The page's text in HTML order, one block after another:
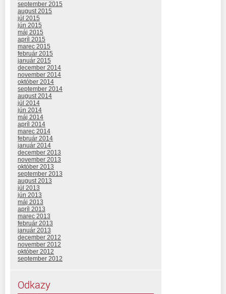
september 2015
august 2015
júl 2015
jún 2015
máj 2015
apríl 2015
marec 2015
február 2015
január 2015
december 2014
november 2014
október 2014
september 2014
august 2014
júl 2014
jún 2014
máj 2014
apríl 2014
marec 2014
február 2014
január 2014
december 2013
november 2013
október 2013
september 2013
august 2013
júl 2013
jún 2013
máj 2013
apríl 2013
marec 2013
február 2013
január 2013
december 2012
november 2012
október 2012
september 2012
Odkazy